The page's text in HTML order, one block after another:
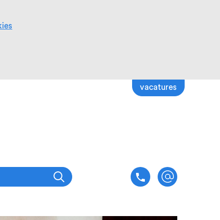
vacatures